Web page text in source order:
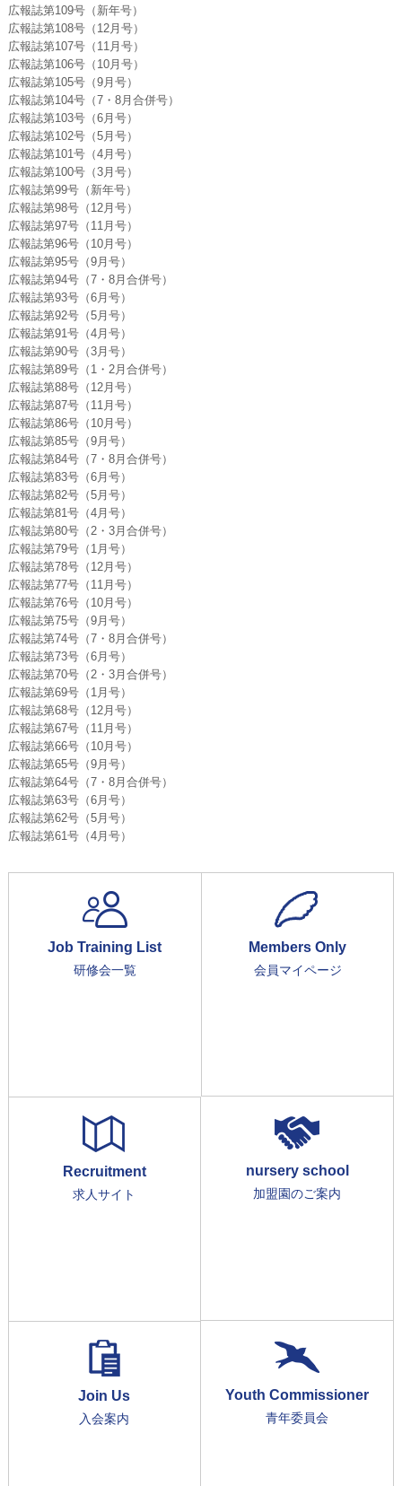
広報誌第109号（新年号）
広報誌第108号（12月号）
広報誌第107号（11月号）
広報誌第106号（10月号）
広報誌第105号（9月号）
広報誌第104号（7・8月合併号）
広報誌第103号（6月号）
広報誌第102号（5月号）
広報誌第101号（4月号）
広報誌第100号（3月号）
広報誌第99号（新年号）
広報誌第98号（12月号）
広報誌第97号（11月号）
広報誌第96号（10月号）
広報誌第95号（9月号）
広報誌第94号（7・8月合併号）
広報誌第93号（6月号）
広報誌第92号（5月号）
広報誌第91号（4月号）
広報誌第90号（3月号）
広報誌第89号（1・2月合併号）
広報誌第88号（12月号）
広報誌第87号（11月号）
広報誌第86号（10月号）
広報誌第85号（9月号）
広報誌第84号（7・8月合併号）
広報誌第83号（6月号）
広報誌第82号（5月号）
広報誌第81号（4月号）
広報誌第80号（2・3月合併号）
広報誌第79号（1月号）
広報誌第78号（12月号）
広報誌第77号（11月号）
広報誌第76号（10月号）
広報誌第75号（9月号）
広報誌第74号（7・8月合併号）
広報誌第73号（6月号）
広報誌第70号（2・3月合併号）
広報誌第69号（1月号）
広報誌第68号（12月号）
広報誌第67号（11月号）
広報誌第66号（10月号）
広報誌第65号（9月号）
広報誌第64号（7・8月合併号）
広報誌第63号（6月号）
広報誌第62号（5月号）
広報誌第61号（4月号）
Job Training List
研修会一覧
Members Only
会員マイページ
Recruitment
求人サイト
nursery school
加盟園のご案内
Join Us
入会案内
Youth Commissioner
青年委員会